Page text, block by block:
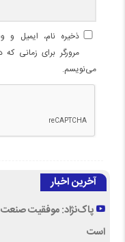
ذخیره نام، ایمیل
مرورگر برای زمانی که
می‌نویسم.
آخرین اخبار
پاک‌نژاد: موفقیت
است